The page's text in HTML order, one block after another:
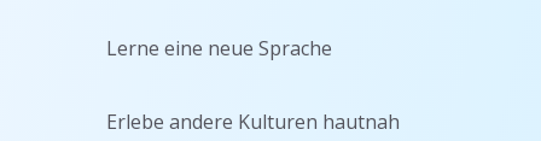
Lerne eine neue Sprache
Erlebe andere Kulturen hautnah